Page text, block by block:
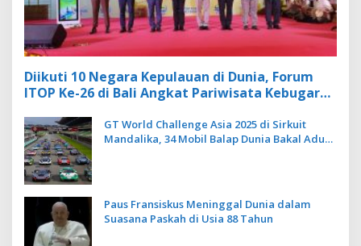
Diikuti 10 Negara Kepulauan di Dunia, Forum
ITOP Ke-26 di Bali Angkat Pariwisata Kebugaran
GT World Challenge Asia 2025 di Sirkuit
Mandalika, 34 Mobil Balap Dunia Bakal Adu
Paus Fransiskus Meninggal Dunia dalam
Suasana Paskah di Usia 88 Tahun